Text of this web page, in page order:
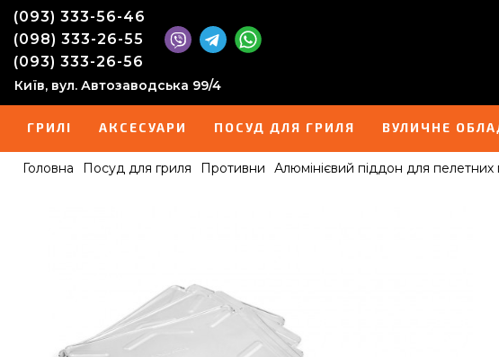
(093) 333-56-46
(098) 333-26-55
(093) 333-26-56
Київ, вул. Автозаводська 99/4
ГРИЛІ АКСЕСУАРИ ПОСУД ДЛЯ ГРИЛЯ ВУЛИЧНЕ
Головна Посуд для гриля Противни Алюмінієвий піддон для пелетних